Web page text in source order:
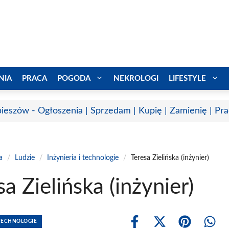
PRACA POGODA NEKROLOGI LIFESTYLE
- Ogłoszenia | Sprzedam | Kupię | Zamienię |
/ Ludzie / Inżynieria i technologie / Teresa Zielińska (inżynier)
Zielińska (inżynier)
Share
Share Share Share